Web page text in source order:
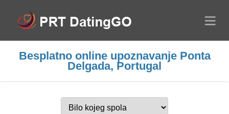
Besplatno online upoznavanje Ponta
Delgada, Portugal